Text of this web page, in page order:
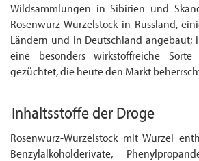
Wildsammlungen in Sibirien und
Rosenwurz-Wurzelstock in Russland,
Ländern und in Deutschland angebaut;
eine besonders wirkstoffreiche Sorte
gezüchtet, die heute den Markt
Inhaltsstoffe der Droge
Rosenwurz-Wurzelstock mit Wurzel
Benzylalkoholderivate,